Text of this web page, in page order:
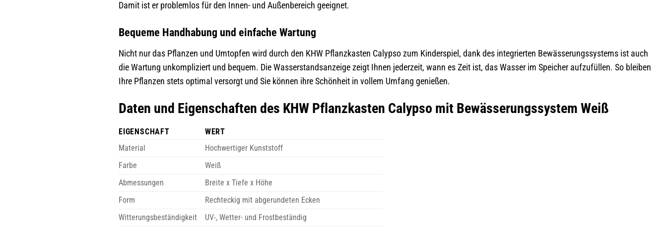
Damit ist er problemlos für den Innen- und Außenbereich geeignet.
Bequeme Handhabung und einfache Wartung
Nicht nur das Pflanzen und Umtopfen wird durch den KHW Pflanzkasten Calypso zum Kinderspiel, dank des integrierten Bewässerungssystems ist auch
die Wartung unkompliziert und bequem. Die Wasserstandsanzeige zeigt Ihnen jederzeit, wann es Zeit ist, das Wasser im Speicher aufzufüllen. So bleiben
Ihre Pflanzen stets optimal versorgt und Sie können ihre Schönheit in vollem Umfang genießen.
Daten und Eigenschaften des KHW Pflanzkasten Calypso mit Bewässerungssystem Weiß
EIGENSCHAFT
WERT
Material
Hochwertiger Kunststoff
Farbe
Weiß
Abmessungen
Breite x Tiefe x Höhe
Form
Rechteckig mit abgerundeten Ecken
Witterungsbeständigkeit
UV-, Wetter- und Frostbeständig